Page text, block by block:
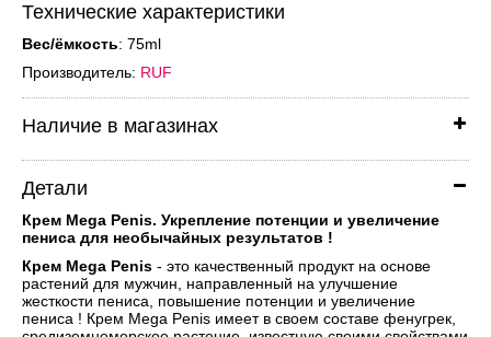
Технические характеристики
Вес/ёмкость: 75ml
Производитель: RUF
Наличие в магазинах
Детали
Крем Mega Penis. Укрепление потенции и увеличение
пениса для необычайных результатов !
Крем Mega Penis - это качественный продукт на основе
растений для мужчин, направленный на улучшение
жесткости пениса, повышение потенции и увеличение
пениса ! Крем Mega Penis имеет в своем составе фенугрек,